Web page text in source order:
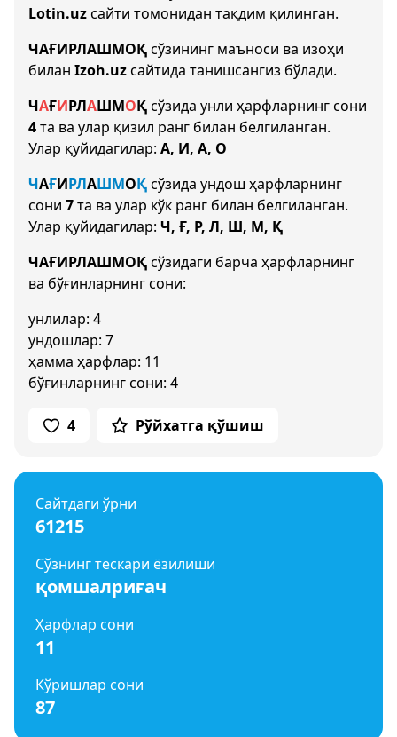
Lotin.uzсайти томонидан тақдим қилинган.
ЧАҒИРЛАШМОҚсўзининг маъноси ва изоҳи
билан Izoh.uzсайтида танишсангиз бўлади.
ЧАҒИРЛАШМОҚсўзида унли ҳарфларнинг сони
4та ва улар қизил ранг билан белгиланган.
Улар қуйидагилар: А, И, А, О
ЧАҒИРЛАШМОҚсўзида ундош ҳарфларнинг
сони 7та ва улар кўк ранг билан белгиланган.
Улар қуйидагилар: Ч, Ғ, Р, Л, Ш, М, Қ
ЧАҒИРЛАШМОҚсўзидаги барча ҳарфларнинг
ва бўғинларнинг сони:
унлилар: 4
ундошлар: 7
ҳамма ҳарфлар: 11
бўғинларнинг сони: 4
4 Рўйхатга қўшиш
Сайтдаги ўрни
61215
Сўзнинг тескари ёзилиши
қомшалриғач
Ҳарфлар сони
11
Кўришлар сони
87